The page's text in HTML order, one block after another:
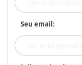
Seu email: